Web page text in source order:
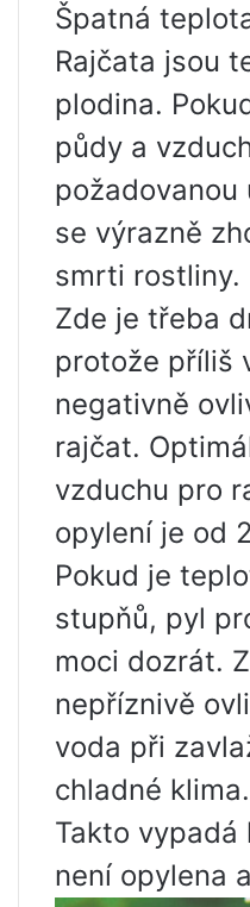
Špatná
Rajčata jsou
plodina.
půdy a
se výrazně
smrti rostliny.
Zde je třeba
protože příliš
negativně
rajčat.
vzduchu pro
opylení je od
Pokud je
stupňů, pyl
moci dozrát.
nepříznivě
voda při
chladné klima.
Takto vypadá
není opylena